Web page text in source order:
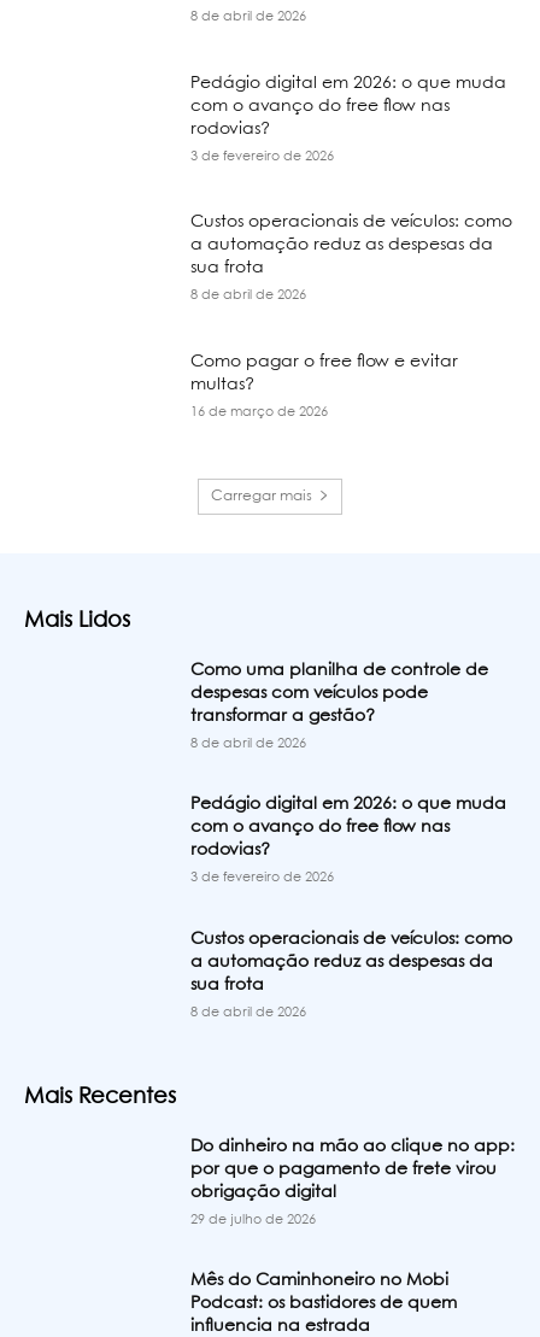
8 de abril de 2026
Pedágio digital em 2026: o que muda
com o avanço do free flow nas
rodovias?
3 de fevereiro de 2026
Custos operacionais de veículos: como
a automação reduz as despesas da
sua frota
8 de abril de 2026
Como pagar o free flow e evitar
multas?
16 de março de 2026
Carregar mais
Mais Lidos
Como uma planilha de controle de
despesas com veículos pode
transformar a gestão?
8 de abril de 2026
Pedágio digital em 2026: o que muda
com o avanço do free flow nas
rodovias?
3 de fevereiro de 2026
Custos operacionais de veículos: como
a automação reduz as despesas da
sua frota
8 de abril de 2026
Mais Recentes
Do dinheiro na mão ao clique no app:
por que o pagamento de frete virou
obrigação digital
29 de julho de 2026
Mês do Caminhoneiro no Mobi
Podcast: os bastidores de quem
influencia na estrada